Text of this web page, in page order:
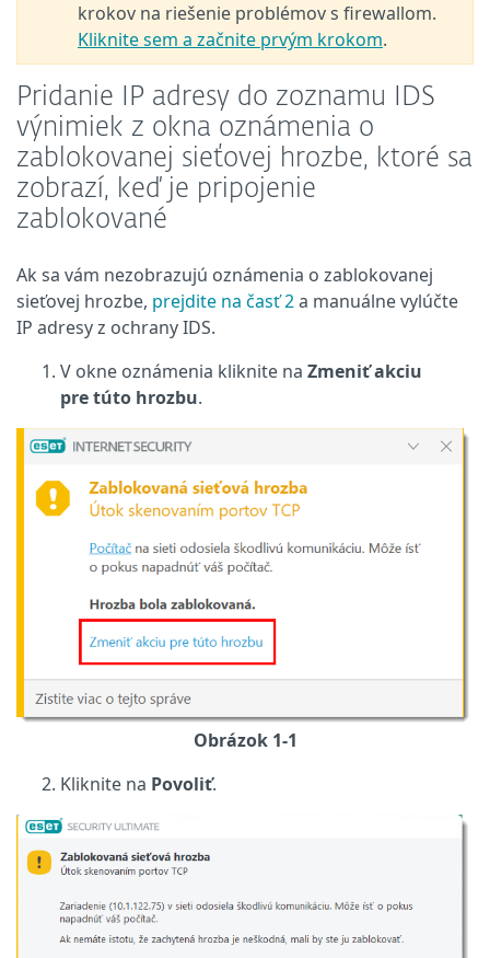
krokov na riešenie problémov s firewallom.
Kliknite sem a začnite prvým krokom.
Pridanie IP adresy do zoznamu IDS
výnimiek z okna oznámenia o
zablokovanej sieťovej hrozbe, ktoré sa
zobrazí, keď je pripojenie
zablokované
Ak sa vám nezobrazujú oznámenia o zablokovanej
sieťovej hrozbe, prejdite na časť 2a manuálne vylúčte
IP adresy z ochrany IDS.
V okne oznámenia kliknite na Zmeniť akciu
pre túto hrozbu.
Obrázok 1-1
Kliknite na Povoliť.